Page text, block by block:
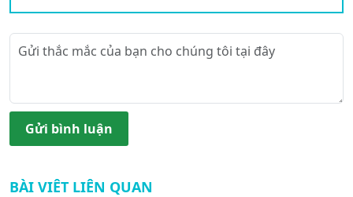
Gửi bình luận
BÀI VIÊT LIÊN QUAN